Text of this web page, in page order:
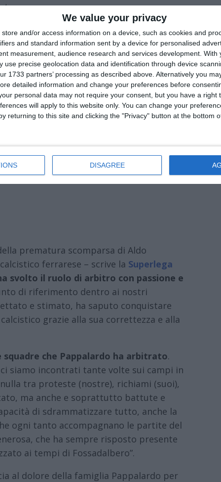
We value your privacy
store and/or access information on a device, such as cookies and
and standard information sent by a device for personalised
measurement, audience research and services development. With
use precise geolocation data and identification through device
1733 partners’ processing as described above. Alternatively you
detailed information and change your preferences before
personal data may not require your consent, but you have a right
will apply to this website only. You can change your
returning to this site and clicking the "Privacy" button at the bottom
DISAGREE
scomparsa di Aldo, figura conosciuta e
nota l’Associazione Nazionale
le qualità umane, il senso del dovere
di Protezione Civile
si unisce al dolore dei familiari e di
resterà vivo in tutti coloro che hanno
con lui momenti di servizio e amicizia”.
servizio della Benemerita, era
e amatoriale, avendo fatto
prematura scomparsa di Aldo
ferrarese – scrive la Superlega
svolto il ruolo di arbitro con passione e
di riferimento dentro ai nostri
e stimato, ha saputo conquistare
grazie alla sua correttezza e alla
squadre che Pappalardo ha arbitrato.
ci siamo incontrati tante volte sui campi in
tra proteste (nostre), richiami (suoi),
ma anche e soprattutto battute e
di sdrammatizzare tutto, anche la
ogni tanto accompagnano le partite del
che ha sempre risposto presente
ai tempi di Fossadalbero”.
al dolore della famiglia Pappalardo per